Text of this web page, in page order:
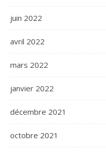
juin 2022
avril 2022
mars 2022
janvier 2022
décembre 2021
octobre 2021